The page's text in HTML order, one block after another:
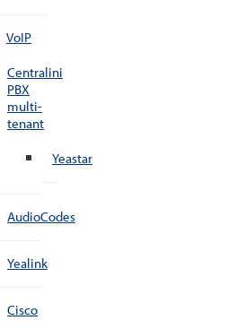
VoIP
Centralini
PBX
multi-
tenant
Yeastar
AudioCodes
Yealink
Cisco